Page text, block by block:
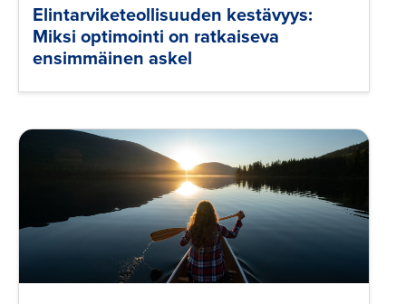
Elintarviketeollisuuden kestävyys:
Miksi optimointi on ratkaiseva
ensimmäinen askel